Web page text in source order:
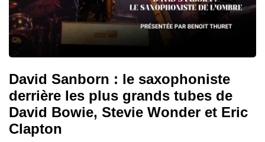
David Sanborn : le saxophoniste
derrière les plus grands tubes de
David Bowie, Stevie Wonder et Eric
Clapton